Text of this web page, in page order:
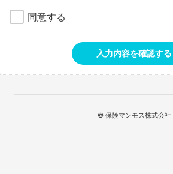
する保護策を講じています。
報保護担当 TEL 03-6775-7297
２．個人情報の利用目的
同意する
入力内容を確認する
© 保険マンモス株式会社